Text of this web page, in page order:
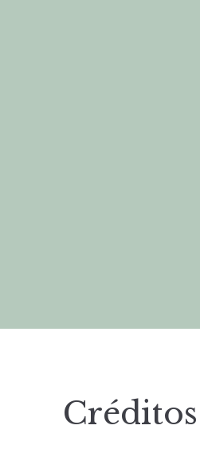
Créditos